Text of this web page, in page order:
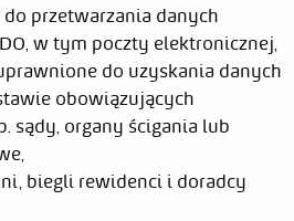
przetwarzania danych
w tym poczty elektronicznej,
do uzyskania danych
obowiązujących
sądy, organy ścigania lub
biegli rewidenci i doradcy